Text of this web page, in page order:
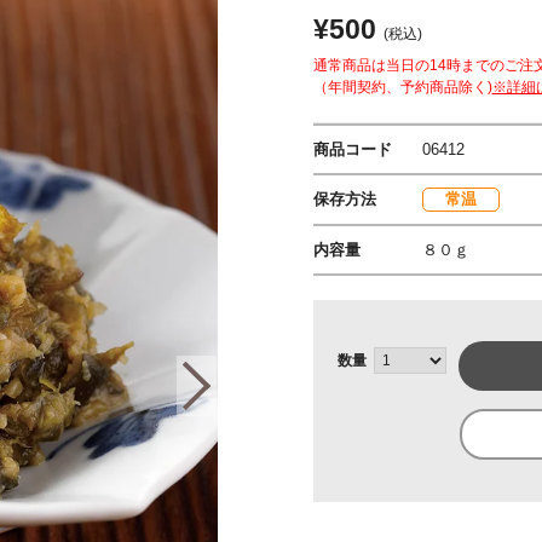
¥500 (税込)
通常商品は当日の14時までのご注
（年間契約、予約商品除く)※詳細
商品コード 06412
保存方法 常温
内容量 ８０ｇ
数量